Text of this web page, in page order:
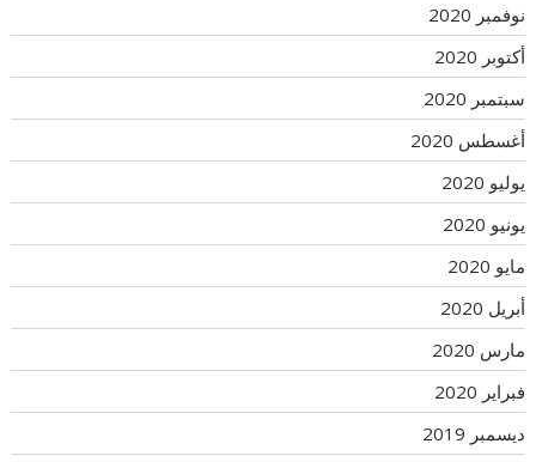
نوفمبر 2020
أكتوبر 2020
سبتمبر 2020
أغسطس 2020
يوليو 2020
يونيو 2020
مايو 2020
أبريل 2020
مارس 2020
فبراير 2020
ديسمبر 2019